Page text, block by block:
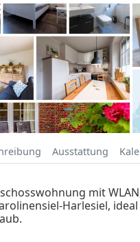
Ausstattung
mit
Harlesiel,